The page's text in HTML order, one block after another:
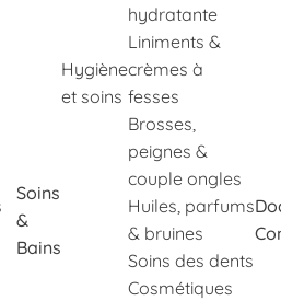
Soins
&
Bains
Hygiène
et soins
hydratante
Liniments &
crèmes à
fesses
Brosses,
peignes &
couple ongles
Huiles, parfums
& bruines
Soins des dents
Cosmétiques